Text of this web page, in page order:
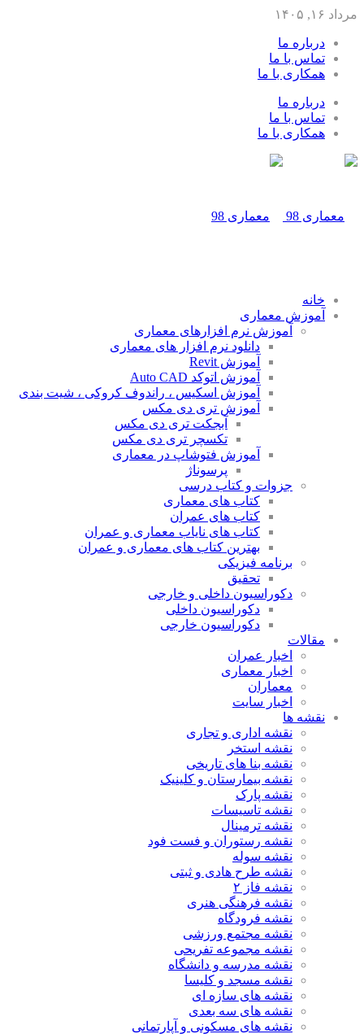
مرداد ۱۶, ۱۴۰۵
درباره ما
تماس با ما
همکاری با ما
درباره ما
تماس با ما
همکاری با ما
خانه
آموزش معماری
آموزش نرم افزارهای معماری
دانلود نرم افزار های معماری
آموزش Revit
آموزش اتوکد Auto CAD
آموزش اسکیس ، راندوف کروکی ، شیت بندی
آموزش تری دی مکس
آبجکت تری دی مکس
تکسچر تری دی مکس
آموزش فتوشاپ در معماری
پرسوناژ
جزوات و کتاب درسی
کتاب های معماری
کتاب های عمران
کتاب های نایاب معماری و عمران
بهترین کتاب های معماری و عمران
برنامه فیزیکی
تحقیق
دکوراسیون داخلی و خارجی
دکوراسیون داخلی
دکوراسیون خارجی
مقالات
اخبار عمران
اخبار معماری
معماران
اخبار سایت
نقشه ها
نقشه اداری و تجاری
نقشه استخر
نقشه بنا های تاریخی
نقشه بیمارستان و کلینیک
نقشه پارک
نقشه تاسیسات
نقشه ترمینال
نقشه رستوران و فست فود
نقشه سوله
نقشه طرح هادی و ثبتی
نقشه فاز ۲
نقشه فرهنگی هنری
نقشه فرودگاه
نقشه مجتمع ورزشی
نقشه مجموعه تفریحی
نقشه مدرسه و دانشگاه
نقشه مسجد و کلیسا
نقشه های سازه ای
نقشه های سه بعدی
نقشه های مسکونی و آپارتمانی